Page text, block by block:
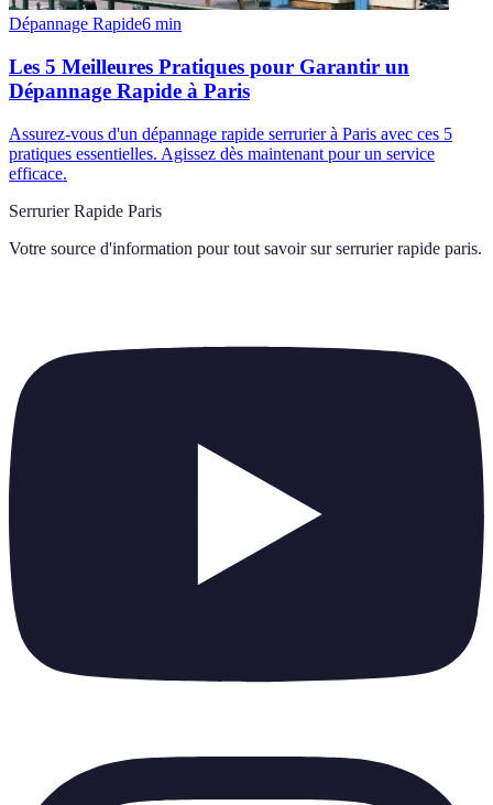
Dépannage Rapide6 min
Les 5 Meilleures Pratiques pour Garantir un
Dépannage Rapide à Paris
Assurez-vous d'un dépannage rapide serrurier à Paris avec ces 5
pratiques essentielles. Agissez dès maintenant pour un service
efficace.
Serrurier Rapide Paris
Votre source d'information pour tout savoir sur serrurier rapide paris.